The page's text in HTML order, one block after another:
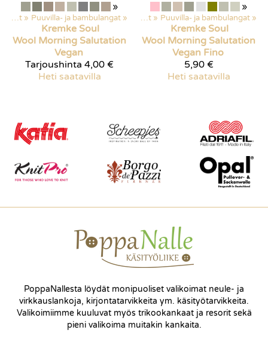
»
Langat ‪» Puuvilla- ja bambulangat ‪»
Kremke Soul
Wool Morning Salutation
Vegan
Tarjoushinta 4,00 €
Heti saatavilla
»
Kaikki tuotteet‪» Langat ‪» Puuvilla- ja bambulangat ‪»
Kremke Soul
Wool Morning Salutation
Vegan Fino
5,90 €
Heti saatavilla
PoppaNallesta löydät monipuoliset valikoimat neule- ja
virkkauslankoja, kirjontatarvikkeita ym. käsityötarvikkeita.
Valikoimiimme kuuluvat myös trikookankaat ja resorit sekä
pieni valikoima muitakin kankaita.